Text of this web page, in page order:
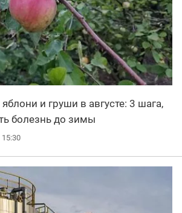
и груши в августе: 3 шага,
болезнь до зимы
15:30